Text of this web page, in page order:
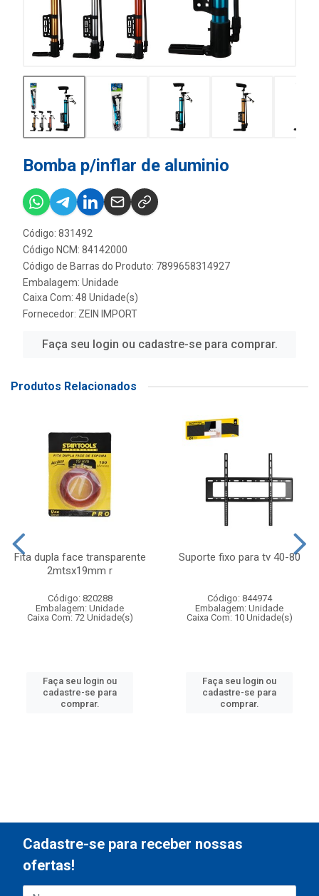
Bomba p/inflar de aluminio
Código: 831492
Código NCM: 84142000
Código de Barras do Produto: 7899658314927
Embalagem: Unidade
Caixa Com: 48 Unidade(s)
Fornecedor: ZEIN IMPORT
Faça seu login ou cadastre-se para comprar.
Produtos Relacionados
Fita dupla face transparente
2mtsx19mm r
Código: 820288
Embalagem: Unidade
Caixa Com: 72 Unidade(s)
Faça seu login ou
cadastre-se para
comprar.
Suporte fixo para tv 40-80
Código: 844974
Embalagem: Unidade
Caixa Com: 10 Unidade(s)
Faça seu login ou
cadastre-se para
comprar.
Cadastre-se para receber nossas
ofertas!